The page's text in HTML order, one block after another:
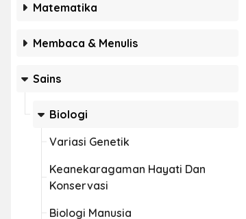
Matematika
Membaca & Menulis
Sains
Biologi
Variasi Genetik
Keanekaragaman Hayati Dan
Konservasi
Biologi Manusia